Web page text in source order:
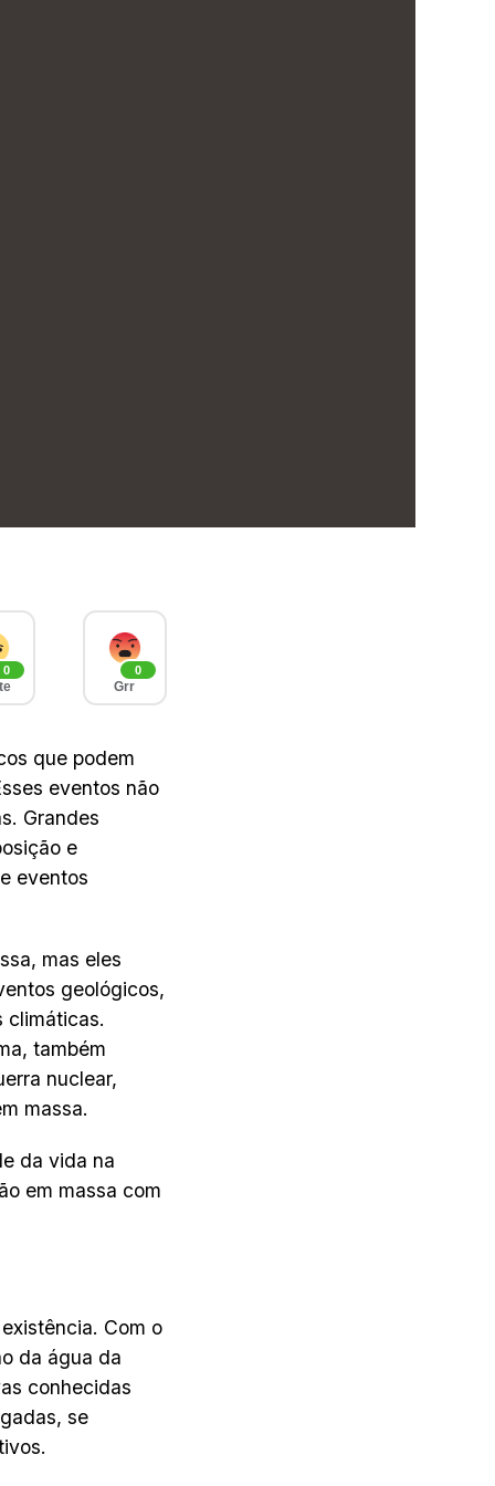
0 0
Grr
que podem
eventos não
Grandes
e
eventos
mas eles
geológicos,
climáticas.
também
nuclear,
massa.
da vida na
em massa com
Com o
da água da
conhecidas
se